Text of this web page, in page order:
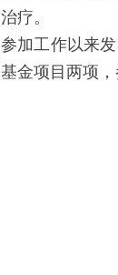
治疗。
参加工作以来
基金项目两项